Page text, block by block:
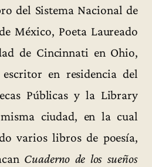
del Sistema Nacional de
México, Poeta Laureado
de Cincinnati en Ohio,
en residencia del
Públicas y la Library
ciudad, en la cual
varios libros de poesía,
Cuaderno de los sueños